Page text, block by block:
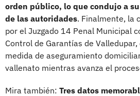
orden público, lo que condujo a
de las autoridades. Finalmente, la
por el Juzgado 14 Penal Municipal
Control de Garantías de
medida de aseguramiento
vallenato mientras avanza el
Mira también: Tres datos